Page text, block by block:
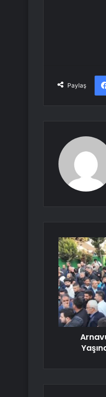
Paylaş